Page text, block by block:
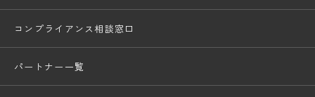
コンプライアンス相談窓口
パートナー一覧